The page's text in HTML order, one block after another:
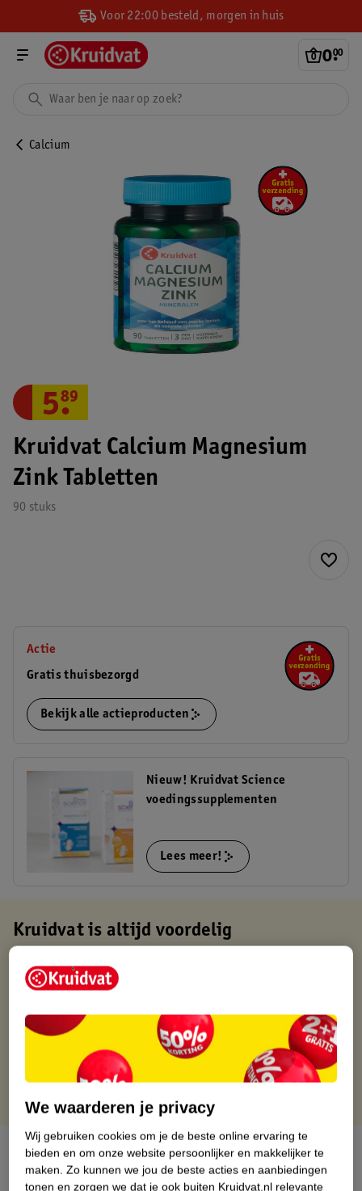
Voor 22:00 besteld, morgen in huis
0.
00
Calcium
Kruidvat Calcium Magnesium
Zink Tabletten
90 stuks
5.
89
Actie
Gratis thuisbezorgd
Bekijk alle actieproducten
Nieuw! Kruidvat Science
voedingssupplementen
Lees meer!
Kruidvat is altijd voordelig
Gratis ophalen in de winkel
Op werkdagen voor 22:00 uur besteld, volgende dag in huis
Gratis retourneren binnen 30 dagen
Gratis punten met je Kruidvat kaart
Over dit product
Productinformatie
We waarderen je privacy
Wij gebruiken cookies om je de beste online ervaring te
bieden en om onze website persoonlijker en makkelijker te
maken. Zo kunnen we jou de beste acties en aanbiedingen
tonen en zorgen we dat je ook buiten Kruidvat.nl relevante